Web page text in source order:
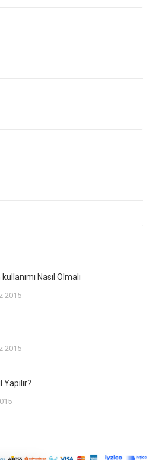
Nasıl Olmalı
2015
2015